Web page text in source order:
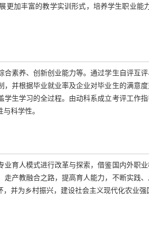
加丰富的教学实训形式，培养学生职业能
素养、创新创业能力等。通过学生自评互
并根据毕业就业率及企业对毕业生的满意
生学习的全过程。由动科系成立考评工作
科学性。
育人模式进行改革与探索，借鉴国内外职
产教融合之路，提高育人能力，不断实践
并为乡村振兴，建设社会主义现代化农业强